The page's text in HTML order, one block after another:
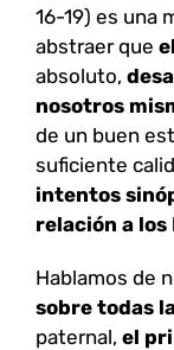
16-19) es una
abstraer que
absoluto,
nosotros
de un buen
suficiente
intentos
relación a los
Hablamos de
sobre todas
paternal, el